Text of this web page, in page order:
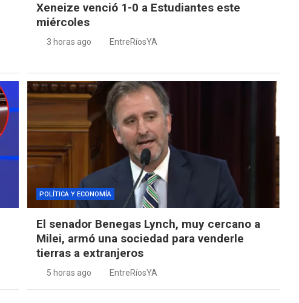
Xeneize venció 1-0 a Estudiantes este
miércoles
3 horas ago EntreRíosYA
POLÍTICA Y ECONOMÍA
El senador Benegas Lynch, muy cercano a
Milei, armó una sociedad para venderle
tierras a extranjeros
5 horas ago EntreRíosYA